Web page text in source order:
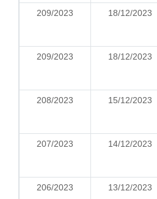
209/2023 18/12/2023
209/2023 18/12/2023
208/2023 15/12/2023
207/2023 14/12/2023
206/2023 13/12/2023